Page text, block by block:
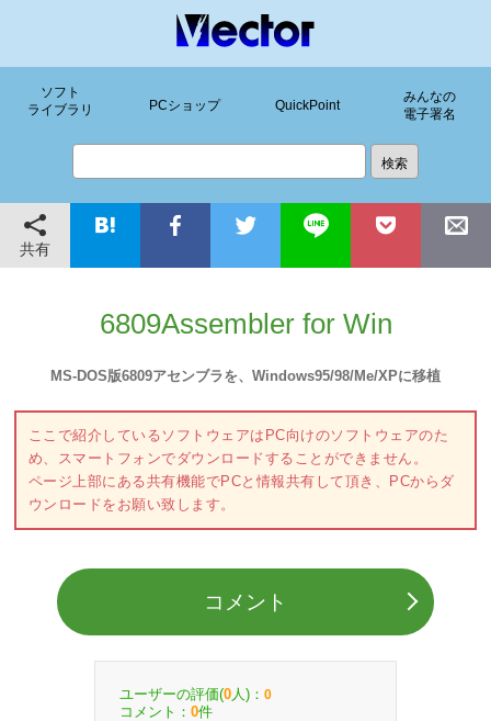
ソフト
ライブラリ
PCショップ QuickPoint
みんなの
電子署名
共有
6809Assembler for Win
MS-DOS版6809アセンブラを、Windows95/98/Me/XPに移植
ここで紹介しているソフトウェアはPC向けのソフトウェアのた
め、スマートフォンでダウンロードすることができません。
ページ上部にある共有機能でPCと情報共有して頂き、PCからダ
ウンロードをお願い致します。
コメント
ユーザーの評価(0 人)： 0
コメント： 0件